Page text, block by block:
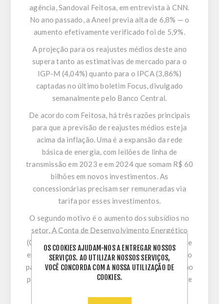
agência, Sandoval Feitosa, em entrevista à CNN.
No ano passado, a Aneel previa alta de 6,8% — o
aumento efetivamente verificado foi de 5,9%.
A projeção para os reajustes médios deste ano
supera tanto as estimativas de mercado para o
IGP-M (4,04%) quanto para o IPCA (3,86%)
captadas no último boletim Focus, divulgado
semanalmente pelo Banco Central.
De acordo com Feitosa, há três razões principais
para que a previsão de reajustes médios esteja
acima da inflação. Uma é a expansão da rede
básica de energia, com leilões de linha de
transmissão em 2023 e em 2024 que somam R$ 60
bilhões em novos investimentos. As
concessionárias precisam ser remuneradas via
tarifa por esses investimentos.
O segundo motivo é o aumento dos subsídios no
setor. A Conta de Desenvolvimento Energético
(CDE), que congrega as subvenções nas tarifas de
energia e é rateada pelos consumidores de todo o
país, deve alcançar R$ 37 bilhões em 2024. No ano
passado, foi de R$ 34 bilhões. Desde 2010, houve
OS COOKIES AJUDAM-NOS A ENTREGAR NOSSOS
SERVIÇOS. AO UTILIZAR NOSSOS SERVIÇOS,
VOCÊ CONCORDA COM A NOSSA UTILIZAÇÃO DE
COOKIES.